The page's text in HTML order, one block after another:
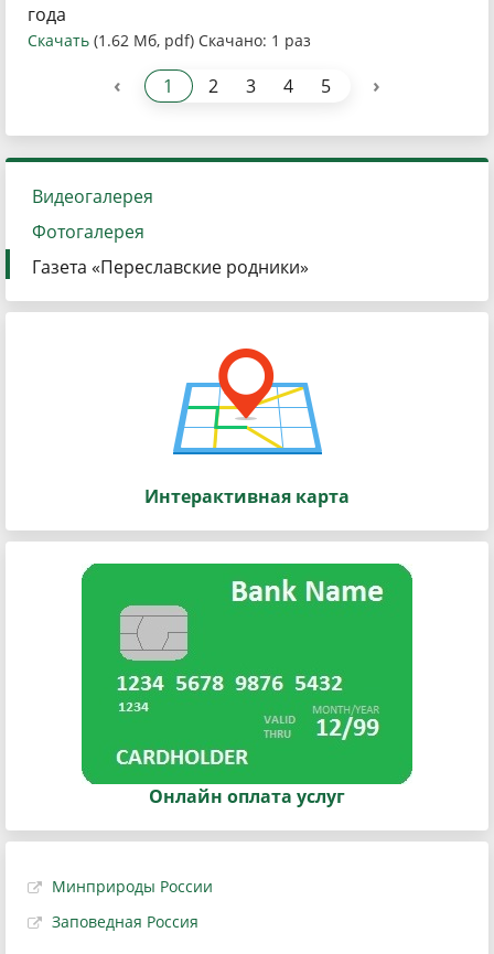
года
Скачать (1.62 Мб, pdf) Скачано: 1 раз
‹ 1 2 3 4 5 ›
Видеогалерея
Фотогалерея
Газета «Переславские родники»
Интерактивная карта
Онлайн оплата услуг
Минприроды России
Заповедная Россия